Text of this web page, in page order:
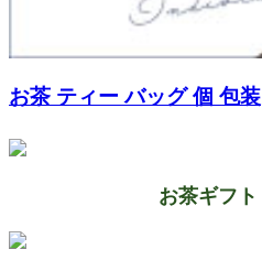
お茶 ティー バッグ 個 包装
お茶ギフ